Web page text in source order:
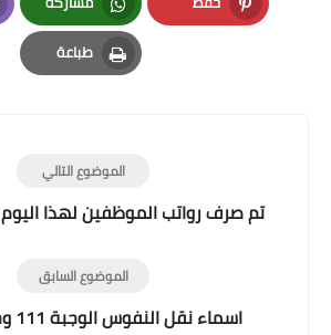
Pinterest
Whatsapp
طباعة
Print
الموضوع التالي
تم صرف رواتب الموظفين لهذا اليوم 2023/11/29
الموضوع السابق
اسماء نقل النفوس الوجبة 111 وجبة جديدة